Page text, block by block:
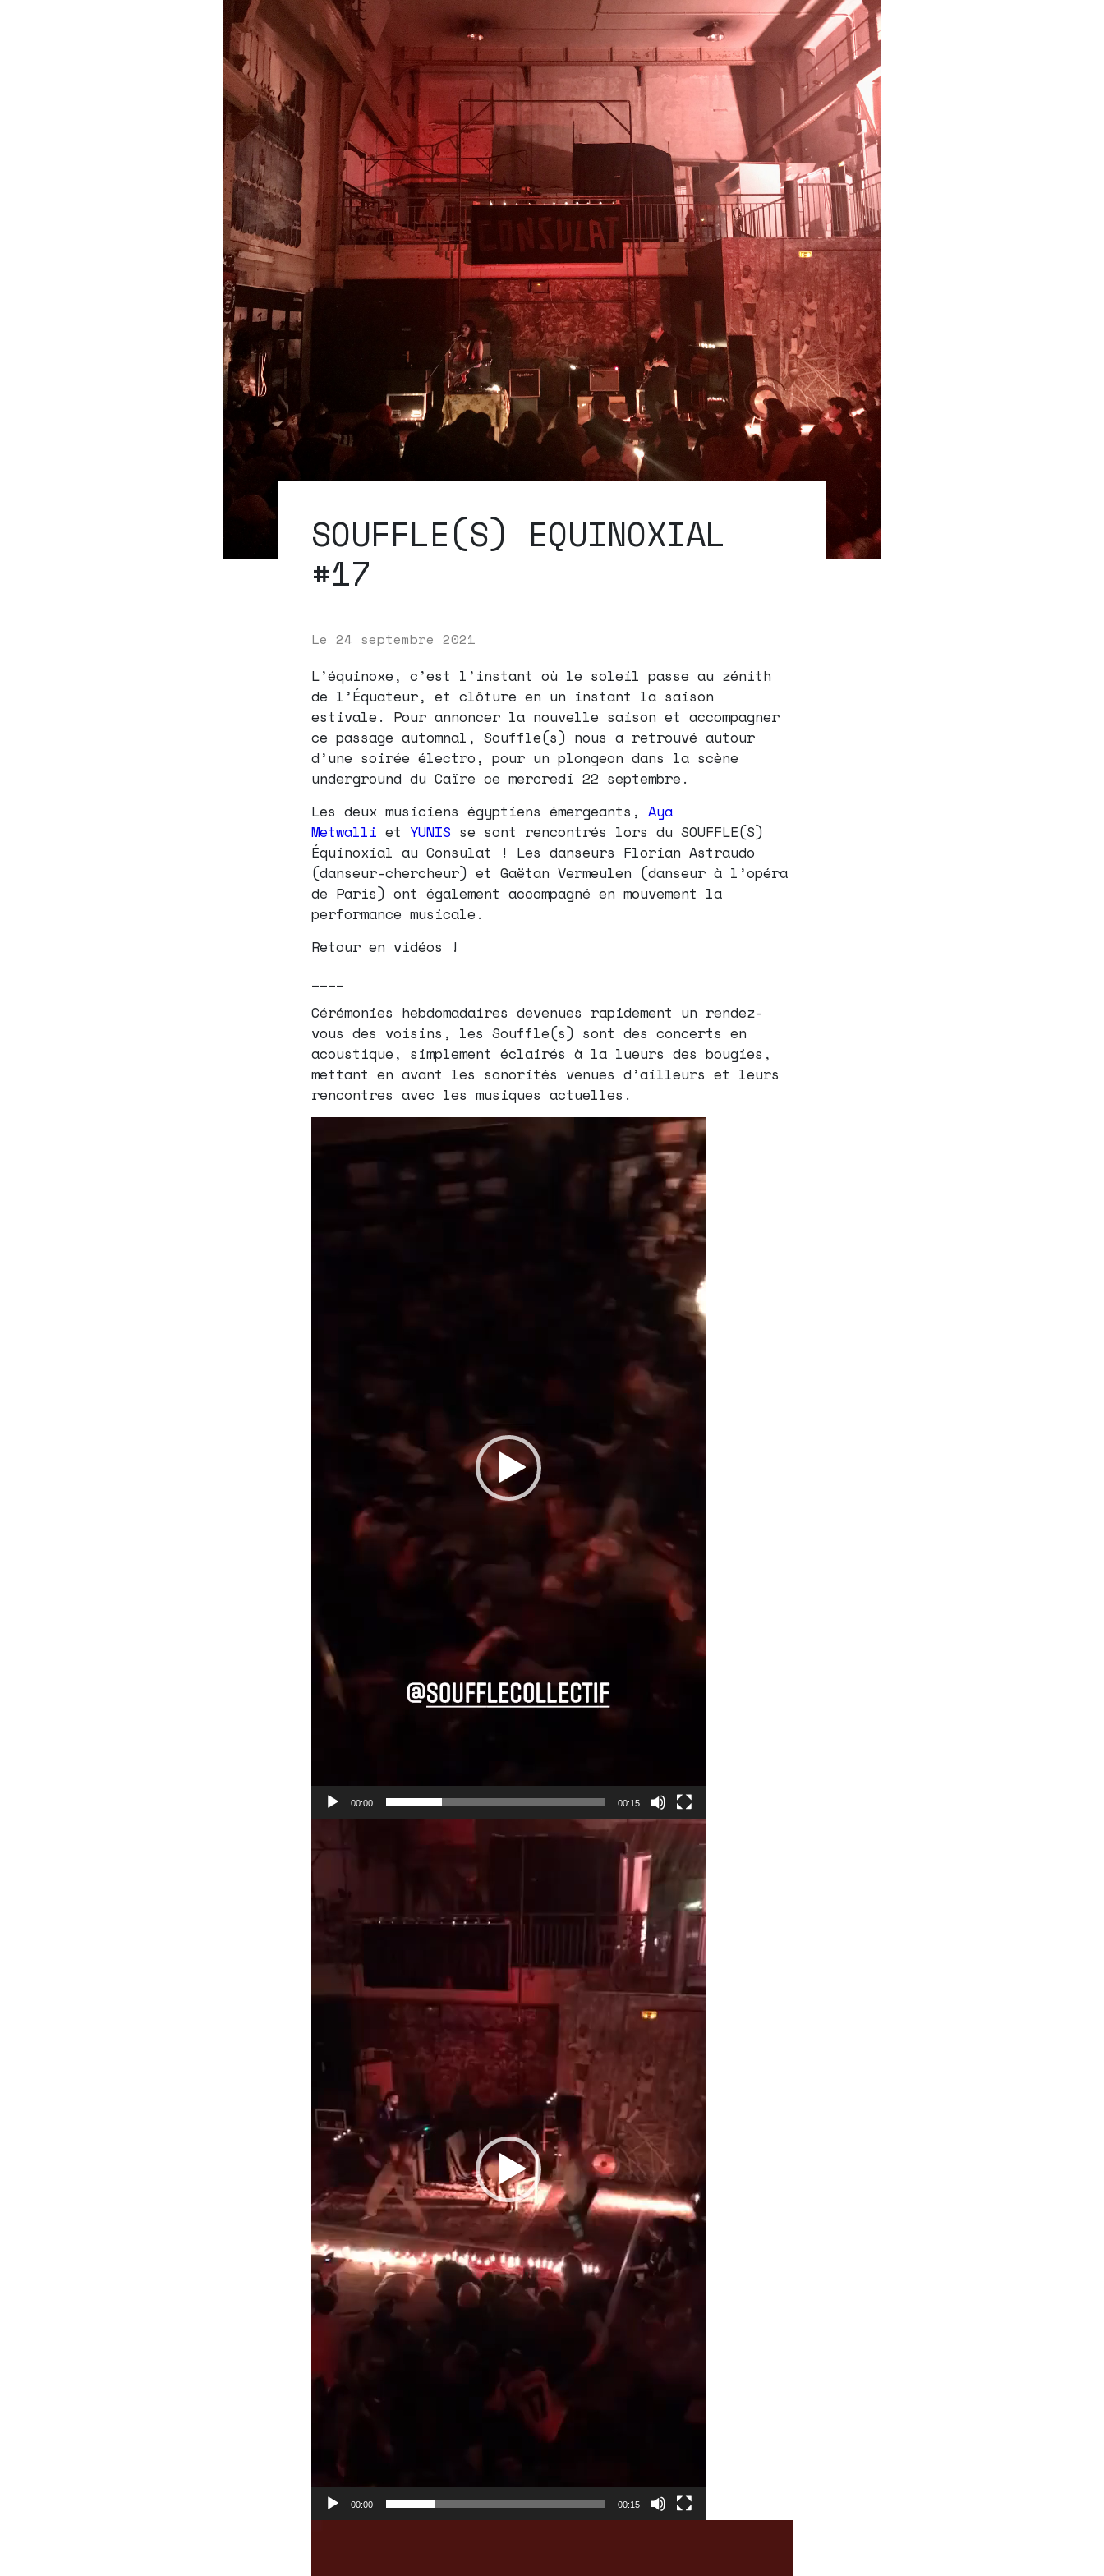
SOUFFLE(S) EQUINOXIAL
#17
Le 24 septembre 2021
L’équinoxe, c’est l’instant où le soleil passe au zénith
de l’Équateur, et clôture en un instant la saison
estivale. Pour annoncer la nouvelle saison et accompagner
ce passage automnal, Souffle(s) nous a retrouvé autour
d’une soirée électro, pour un plongeon dans la scène
underground du Caïre ce mercredi 22 septembre.
Les deux musiciens égyptiens émergeants, Aya
Metwalli et YUNIS se sont rencontrés lors du SOUFFLE(S)
Équinoxial au Consulat ! Les danseurs Florian Astraudo
(danseur-chercheur) et Gaëtan Vermeulen (danseur à l’opéra
de Paris) ont également accompagné en mouvement la
performance musicale.
Retour en vidéos !
Cérémonies hebdomadaires devenues rapidement un rendez-
vous des voisins, les Souffle(s) sont des concerts en
acoustique, simplement éclairés à la lueurs des bougies,
mettant en avant les sonorités venues d’ailleurs et leurs
rencontres avec les musiques actuelles.
vidéo
00:00 00:15
00:00 00:15